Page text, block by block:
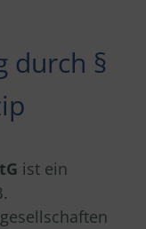
durch §
ist ein